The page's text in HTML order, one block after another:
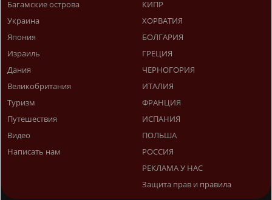
Багамские острова
Украина
Япония
Израиль
Дания
Великобритания
Туризм
Путешествия
Видео
Написать нам
КИПР
ХОРВАТИЯ
БОЛГАРИЯ
ГРЕЦИЯ
ЧЕРНОГОРИЯ
ИТАЛИЯ
ФРАНЦИЯ
ИСПАНИЯ
ПОЛЬША
РОССИЯ
РЕКЛАМА У НАС
Защита прав и правила